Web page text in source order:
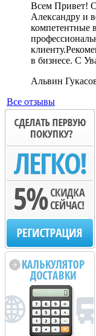
Всем Привет!
Александру и
компетентные
в бизнесе. С
Альвин
Все отзывы